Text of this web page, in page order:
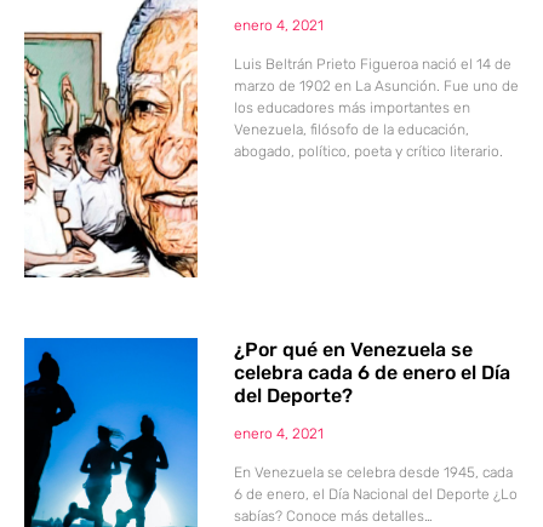
enero 4, 2021
Luis Beltrán Prieto Figueroa nació el 14 de
marzo de 1902 en La Asunción. Fue uno de
los educadores más importantes en
Venezuela, filósofo de la educación,
abogado, político, poeta y crítico literario.
¿Por qué en Venezuela se
celebra cada 6 de enero el Día
del Deporte?
enero 4, 2021
En Venezuela se celebra desde 1945, cada
6 de enero, el Día Nacional del Deporte ¿Lo
sabías? Conoce más detalles…